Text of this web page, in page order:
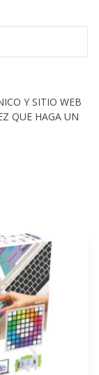
Y SITIO WEB
QUE HAGA UN